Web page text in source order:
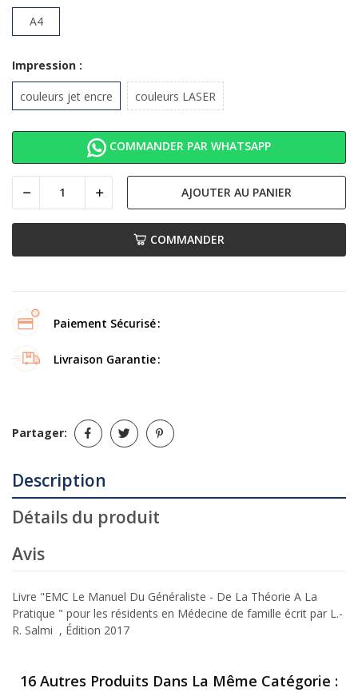
A4
Impression :
couleurs jet encre couleurs LASER
COMMANDER PAR WHATSAPP
AJOUTER AU PANIER
COMMANDER
Paiement Sécurisé
Livraison Garantie
Partager:
Description
Détails du produit
Avis
Livre "EMC Le Manuel Du Généraliste - De La Théorie A La
Pratique " pour les résidents en Médecine de famille écrit par L.-
R. Salmi , Édition 2017
16 Autres Produits Dans La Même Catégorie :